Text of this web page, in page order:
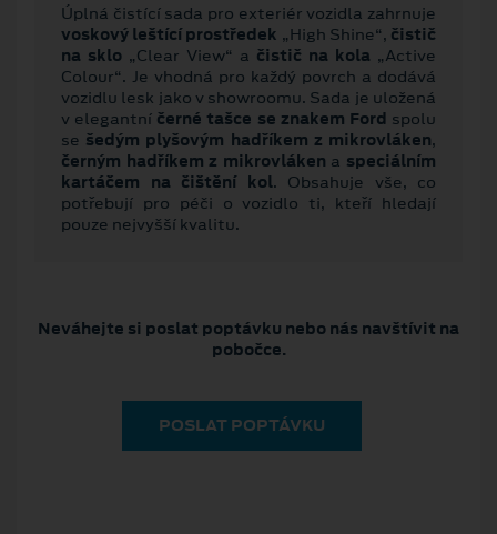
Úplná čistící sada pro exteriér vozidla zahrnuje
voskový leštící prostředek „High Shine“, čistič
na sklo „Clear View“ a čistič na kola „Active
Colour“. Je vhodná pro každý povrch a dodává
vozidlu lesk jako v showroomu. Sada je uložená
v elegantní černé tašce se znakem Ford spolu
se šedým plyšovým hadříkem z mikrovláken,
černým hadříkem z mikrovláken a speciálním
kartáčem na čištění kol. Obsahuje vše, co
potřebují pro péči o vozidlo ti, kteří hledají
pouze nejvyšší kvalitu.
Neváhejte si poslat poptávku nebo nás navštívit na
pobočce.
POSLAT POPTÁVKU